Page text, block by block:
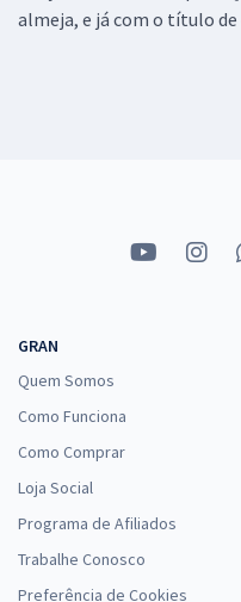
almeja, e já com o título de
GRAN
Quem Somos
Como Funciona
Como Comprar
Loja Social
Programa de Afiliados
Trabalhe Conosco
Preferência de Cookies